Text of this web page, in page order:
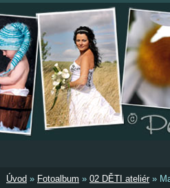
Úvod » Fotoalbum » 02 DĚTI ateliér »